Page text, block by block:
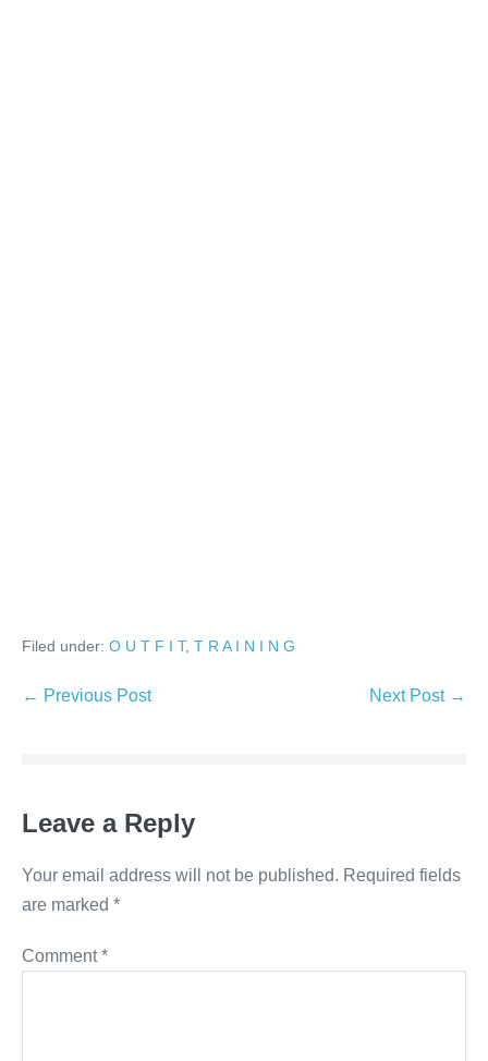
Filed under: O U T F I T, T R A I N I N G
Post
← Previous Post Next Post →
Leave a Reply
Your email address will not be published. Required fields
are marked *
Comment*